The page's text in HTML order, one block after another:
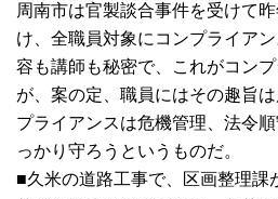
周南市は官製談合事件を受けて
け、全職員対象にコンプライア
容も講師も秘密で、これがコン
が、案の定、職員にはその趣旨
プライアンスは危機管理、法令
っかり守ろうというものだ。
■久米の道路工事で、区画整理課